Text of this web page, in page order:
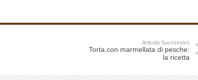
Articolo Successivo
Torta con marmellata di pesche:
la ricetta